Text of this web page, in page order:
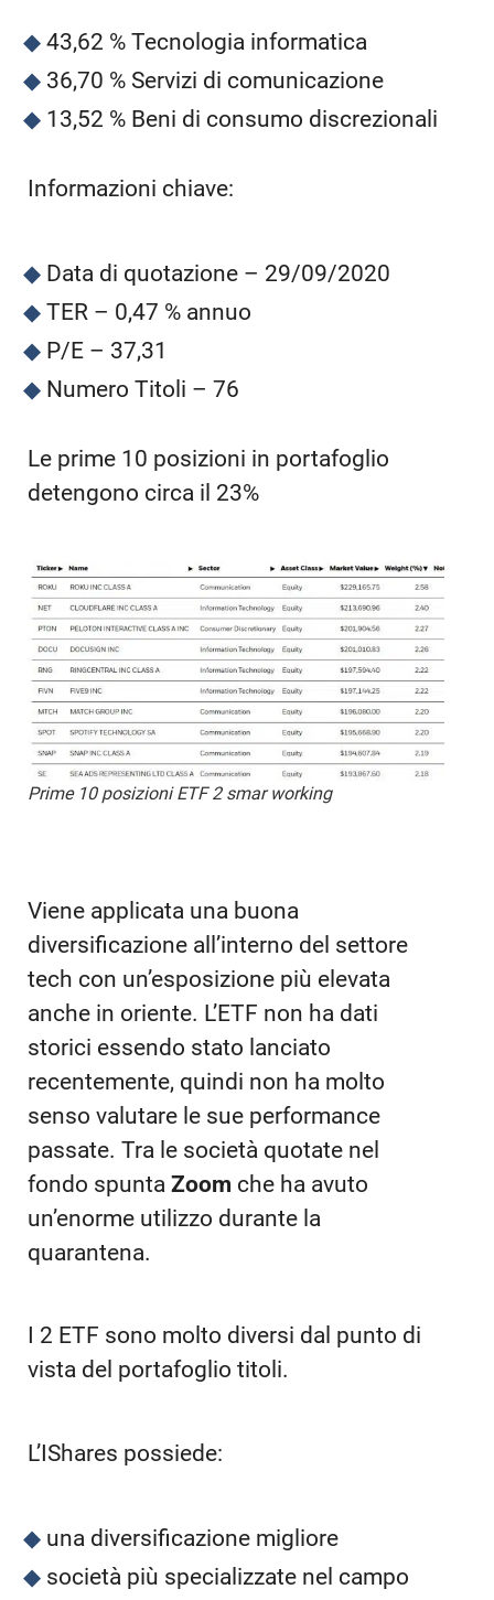
43,62 % Tecnologia informatica
36,70 % Servizi di comunicazione
13,52 % Beni di consumo discrezionali
Informazioni chiave:
Data di quotazione – 29/09/2020
TER – 0,47 % annuo
P/E – 37,31
Numero Titoli – 76
Le prime 10 posizioni in portafoglio
detengono circa il 23%
Prime 10 posizioni ETF 2 smar working
Viene applicata una buona
diversificazione all’interno del settore
tech con un’esposizione più elevata
anche in oriente. L’ETF non ha dati
storici essendo stato lanciato
recentemente, quindi non ha molto
senso valutare le sue performance
passate. Tra le società quotate nel
fondo spunta Zoom che ha avuto
un’enorme utilizzo durante la
quarantena.
I 2 ETF sono molto diversi dal punto di
vista del portafoglio titoli.
L’IShares possiede:
una diversificazione migliore
società più specializzate nel campo